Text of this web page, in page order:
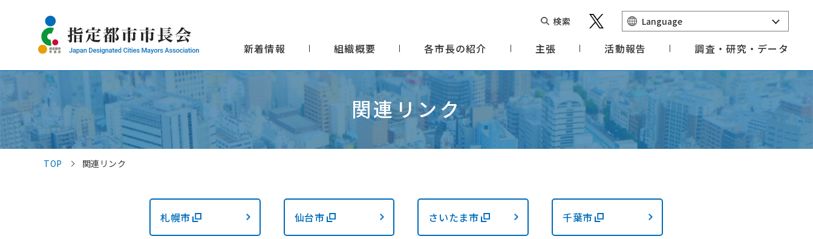
新着情報 組織概要 各市長の紹介 主張 活動報告 調査・研究・データ
検索 Language
関連リンク
TOP 関連リンク
札幌市 仙台市 さいたま市 千葉市